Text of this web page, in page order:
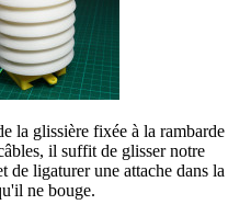
la glissière fixée à la rambarde
il suffit de glisser notre
de ligaturer une attache dans la
ne bouge.